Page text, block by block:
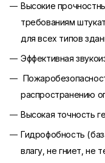
Высокие
требованиям
для всех типов
Эффективная
распространению
Высокая точность
Гидрофобность
влагу, не гниет, не